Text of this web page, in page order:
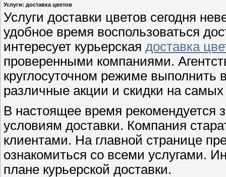
Услуги: доставка цветов
Услуги доставки цветов сегодня
удобное время воспользоваться
интересует курьерская доставка
проверенными компаниями.
круглосуточном режиме выполнить
различные акции и скидки на
В настоящее время рекомендуется
условиям доставки. Компания
клиентами. На главной странице
ознакомиться со всеми услугами.
плане курьерской доставки.